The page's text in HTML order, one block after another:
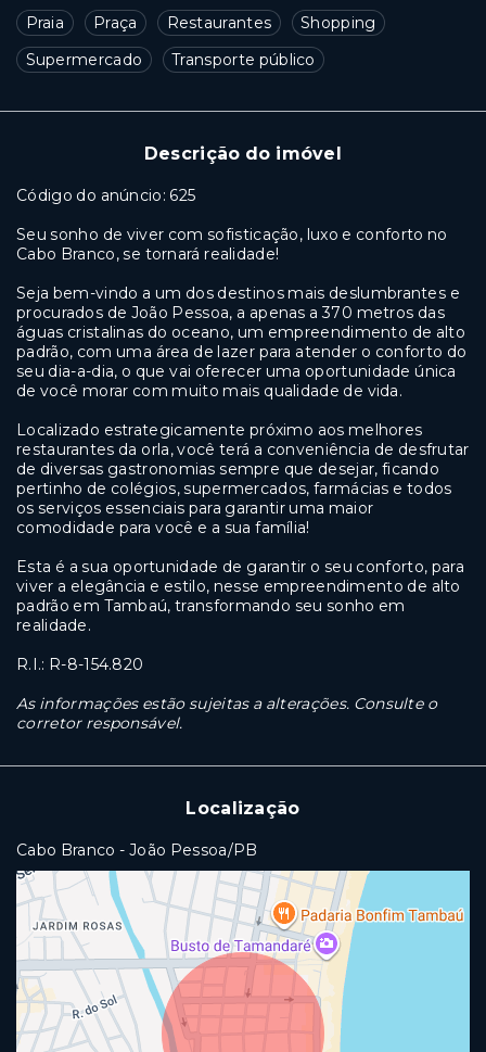
Praia
Praça Restaurantes
Shopping
Supermercado
Transporte público
Descrição do imóvel
Código do anúncio: 625
Seu sonho de viver com sofisticação, luxo e conforto no
Cabo Branco, se tornará realidade!
Seja bem-vindo a um dos destinos mais deslumbrantes e
procurados de João Pessoa, a apenas a 370 metros das
águas cristalinas do oceano, um empreendimento de alto
padrão, com uma área de lazer para atender o conforto do
seu dia-a-dia, o que vai oferecer uma oportunidade única
de você morar com muito mais qualidade de vida.
Localizado estrategicamente próximo aos melhores
restaurantes da orla, você terá a conveniência de desfrutar
de diversas gastronomias sempre que desejar, ficando
pertinho de colégios, supermercados, farmácias e todos
os serviços essenciais para garantir uma maior
comodidade para você e a sua família!
Esta é a sua oportunidade de garantir o seu conforto, para
viver a elegância e estilo, nesse empreendimento de alto
padrão em Tambaú, transformando seu sonho em
realidade.
R.I.: R-8-154.820
As informações estão sujeitas a alterações. Consulte o
corretor responsável.
Localização
Cabo Branco - João Pessoa/PB